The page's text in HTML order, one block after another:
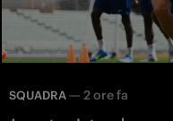
SQUADRA — 2 ore fa